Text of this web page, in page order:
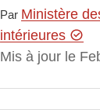
Par Ministère
intérieures
Mis à jour le